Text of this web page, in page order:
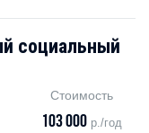
социальный
Стоимость
103 000 р./год